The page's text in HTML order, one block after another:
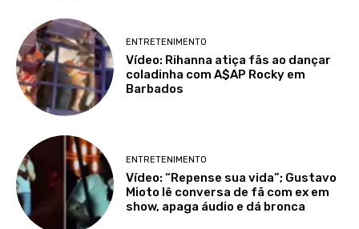
ENTRETENIMENTO
Vídeo: Rihanna atiça fãs ao dançar
coladinha com A$AP Rocky em
Barbados
ENTRETENIMENTO
Vídeo: “Repense sua vida”; Gustavo
Mioto lê conversa de fã com ex em
show, apaga áudio e dá bronca